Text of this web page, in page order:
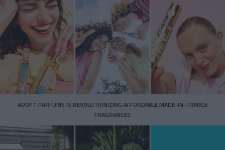
ADOPT PARFUMS IS REVOLUTIONIZING AFFORDABLE MADE-IN-FRANCE
FRAGRANCES